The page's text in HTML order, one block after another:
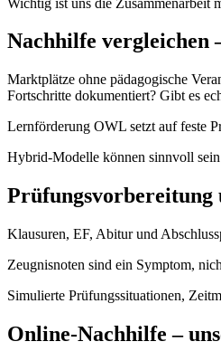
Nachhilfe vergleichen
Marktplätze ohne pädagogische
Fortschritte dokumentiert? Gibt es
Lernförderung OWL setzt auf feste
Hybrid-Modelle können sinnvoll
Prüfungsvorbereitung
Klausuren, EF, Abitur und
Zeugnisnoten sind ein Symptom,
Simulierte Prüfungssituationen,
Online-Nachhilfe –